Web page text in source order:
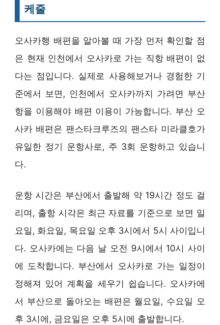
케줄
오사카행 배편을 알아볼 때 가장 먼저 확인할 점
은 현재 인천에서 오사카로 가는 직항 배편이 없
다는 점입니다. 실제로 사용해보거나 경험한 기
준에서 보면, 인천에서 오사카까지 가려면 부산
항을 이용해야 배편 이용이 가능합니다. 부산 오
사카 배편은 팬스타크루즈의 팬스타 미라클호가
유일한 정기 운항사로, 주 3회 운항하고 있습니
다.
운항 시간은 부산에서 출발해 약 19시간 정도 걸
리며, 출항 시각은 최근 자료를 기준으로 보면 일
요일, 화요일, 목요일 오후 3시에서 5시 사이입니
다. 오사카에는 다음 날 오전 9시에서 10시 사이
에 도착합니다. 부산에서 오사카로 가는 일정이
정해져 있어 계획을 세우기 쉽습니다. 오사카에
서 부산으로 돌아오는 배편은 월요일, 수요일 오
후 3시에, 금요일은 오후 5시에 출발합니다.